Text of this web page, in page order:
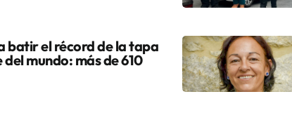
batir el récord de la tapa
mundo: más de 610